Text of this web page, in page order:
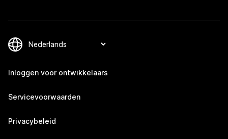
Inloggen voor ontwikkelaars
Servicevoorwaarden
Privacybeleid